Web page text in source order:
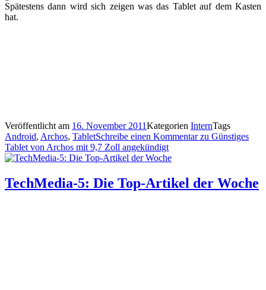
Spätestens dann wird sich zeigen was das Tablet auf dem Kasten
hat.
Veröffentlicht am 16. November 2011Kategorien InternTags
Android, Archos, TabletSchreibe einen Kommentarzu Günstiges
Tablet von Archos mit 9,7 Zoll angekündigt
TechMedia-5: Die Top-Artikel der Woche